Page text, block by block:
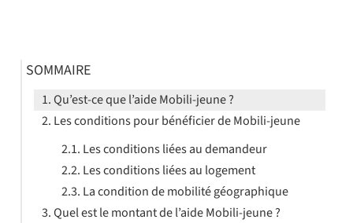
SOMMAIRE
Qu’est-ce que l’aide Mobili-jeune ?
Les conditions pour bénéficier de Mobili-jeune
Les conditions liées au demandeur
Les conditions liées au logement
La condition de mobilité géographique
Quel est le montant de l’aide Mobili-jeune ?